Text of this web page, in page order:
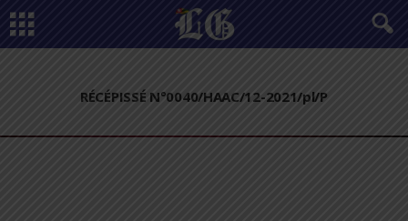
RÉCÉPISSÉ N°0040/HAAC/12-2021/pl/P